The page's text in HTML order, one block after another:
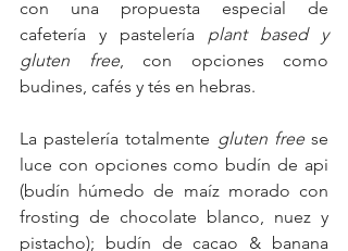
con una propuesta especial de
cafetería y pastelería plant based y
gluten free, con opciones como
budines, cafés y tés en hebras.
La pastelería totalmente gluten free se
luce con opciones como budín de api
(budín húmedo de maíz morado con
frosting de chocolate blanco, nuez y
pistacho); budín de cacao & banana